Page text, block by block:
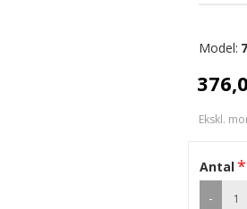
Ekskl.
Model:
Antal
-